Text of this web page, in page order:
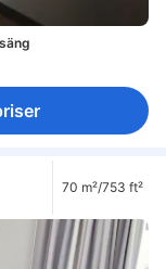
70 m²/753 ft²